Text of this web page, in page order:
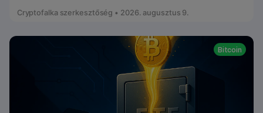
Cryptofalka szerkesztőség • 2026. augusztus 9.
Bitcoin